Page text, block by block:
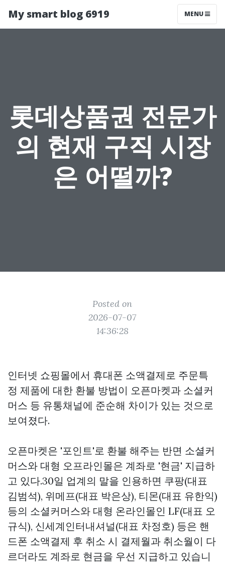
My smart blog 6919 MENU
롯데상품권 전문가
의 현재 구직 시장
은 어떨까?
Posted on
2026-07-07
14:36:28
인터넷 쇼핑몰에서 휴대폰 소액결제로 주문특
정 제품에 대한 환불 방법이 오픈마켓과 소셜커
머스 등 유통채널에 준순해 차이가 있는 것으로
보여졌다.
오픈마켓은 '포인트'로 환불 해주는 반면 소셜커
머스와 대형 오프라인몰은 계좌로 '현금' 지급하
고 있다.30일 업계의 말을 인용하면 쿠팡(대표
김범석), 위메프(대표 박은상), 티몬(대표 유한익)
등의 소셜커머스와 대형 온라인몰인 LF(대표 오
규식), 신세계인터내셔널(대표 차정호) 등은 핸
드폰 소액결제 후 취소 시 결제월과 취소월이 다
르더라도 계좌로 현금을 우선 지급하고 있습니